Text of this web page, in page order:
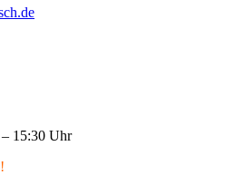
15:30 Uhr